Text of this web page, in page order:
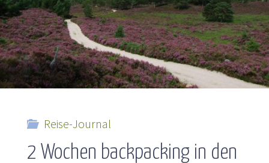
Reise-Journal
2 Wochen backpacking in den